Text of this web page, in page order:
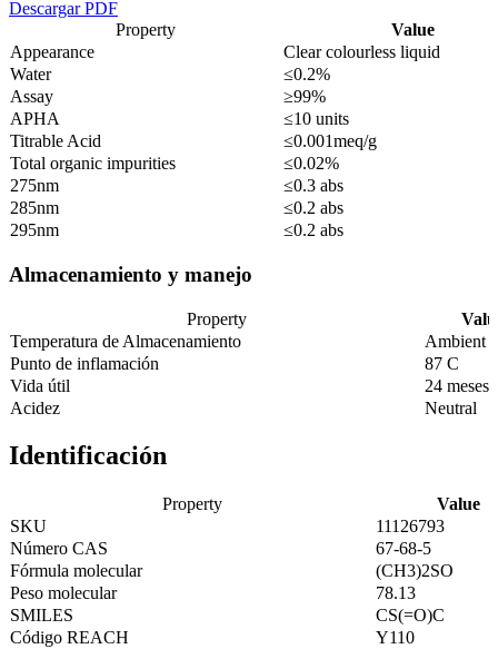
Descargar PDF
Property
Value
Appearance
Clear colourless liquid
Water
≤0.2%
Assay
≥99%
APHA
≤10 units
Titrable Acid
≤0.001meq/g
Total organic impurities
≤0.02%
275nm
≤0.3 abs
285nm
≤0.2 abs
295nm
≤0.2 abs
Almacenamiento y manejo
Property
Temperatura de Almacenamiento
Ambient
Punto de inflamación
87 C
Vida útil
24 meses
Acidez
Neutral
Identificación
Property
Value
SKU
11126793
Número CAS
67-68-5
Fórmula molecular
(CH3)2SO
Peso molecular
78.13
SMILES
CS(=O)C
Código REACH
Y110